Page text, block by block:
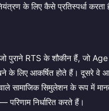
के लिए कैसे प्रतिस्पर्धा करता
पुराने RTS के शौकीन हैं, जो
लिए आकर्षित होते हैं। दूसरे वे
सिमुलेशन के रूप में मानते
निर्धारित करते हैं।